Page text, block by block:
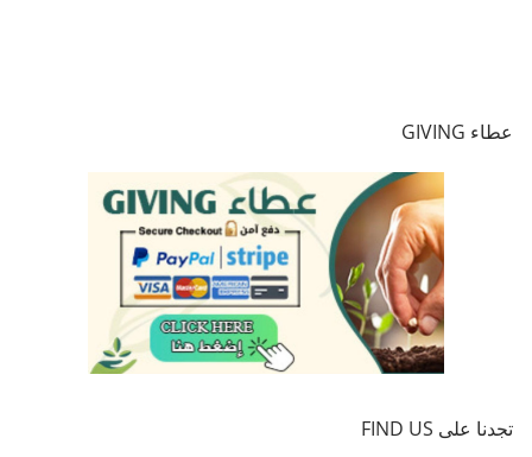
عطاء GIVING
تجدنا على FIND US